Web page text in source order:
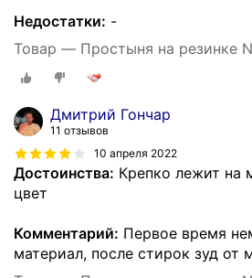
Недостатки: -
Товар — Простыня на резинке
Дмитрий Гончар
11 отзывов
10 апреля 2022
Достоинства: Крепко лежит на
цвет
Комментарий: Первое время
материал, после стирок зуд от